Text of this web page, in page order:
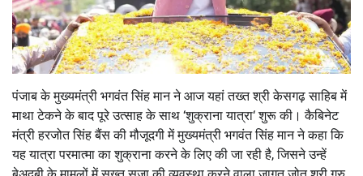
पंजाब के मुख्यमंत्री भगवंत सिंह मान ने आज यहां तख्त श्री केसगढ़ साहिब में
माथा टेकने के बाद पूरे उत्साह के साथ ‘शुक्राना यात्रा‘शुरू की। कैबिनेट
मंत्री हरजोत सिंह बैंस की मौजूदगी में मुख्यमंत्री भगवंत सिंह मान ने कहा कि
यह यात्रा परमात्मा का शुक्राना करने के लिए की जा रही है,जिसने उन्हें